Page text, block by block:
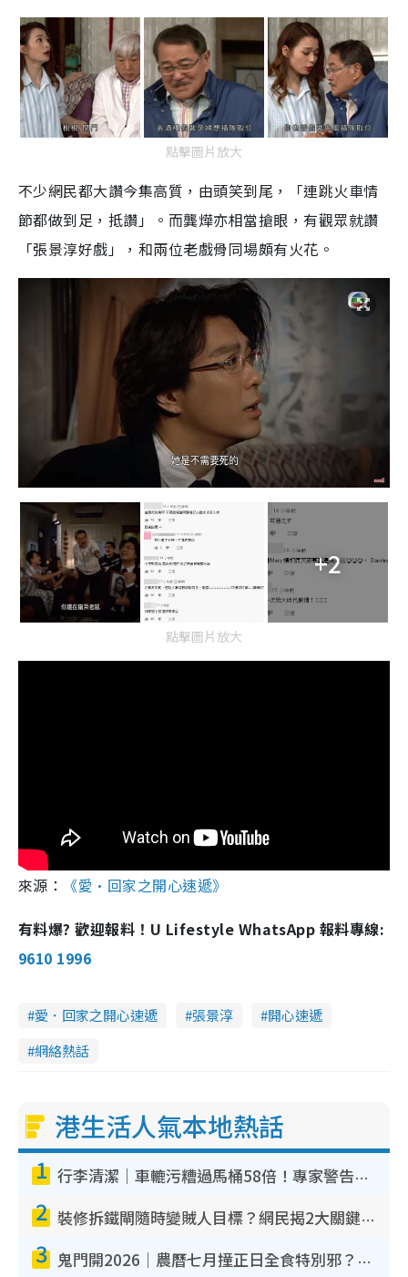
點擊圖片放大
不少網民都大讚今集高質，由頭笑到尾，「連跳火車情
節都做到足，抵讚」。而龔燁亦相當搶眼，有觀眾就讚
「張景淳好戲」，和兩位老戲骨同場頗有火花。
+2
點擊圖片放大
來源： 《愛·回家之開心速遞》
有料爆? 歡迎報料！U Lifestyle WhatsApp 報料專線:
9610 1996
愛．回家之開心速遞 張景淳
開心速遞
網絡熱話
港生活人氣本地熱話
1 行李清潔｜車轆污糟過馬桶58倍！專家警告忌用酒精抹 教1招免污手除菌
2 裝修拆鐵閘隨時變賊人目標？網民揭2大關鍵用途：裝新式等於白裝？附新舊鐵閘分別
3 鬼門開2026｜農曆七月撞正日全食特別邪？專家警告切忌做一事！揭4大禁忌+2招保平安